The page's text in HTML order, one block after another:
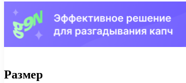
Размер